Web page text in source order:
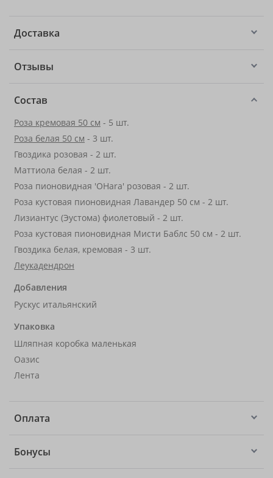
Доставка
Отзывы
Состав
Роза кремовая 50 см - 5 шт.
Роза белая 50 см - 3 шт.
Гвоздика розовая - 2 шт.
Маттиола белая - 2 шт.
Роза пионовидная 'OHara' розовая - 2 шт.
Роза кустовая пионовидная Лавандер 50 см - 2 шт.
Лизиантус (Эустома) фиолетовый - 2 шт.
Роза кустовая пионовидная Мисти Баблс 50 см - 2 шт.
Гвоздика белая, кремовая - 3 шт.
Леукадендрон
Добавления
Рускус итальянский
Упаковка
Шляпная коробка маленькая
Оазис
Лента
Оплата
Бонусы